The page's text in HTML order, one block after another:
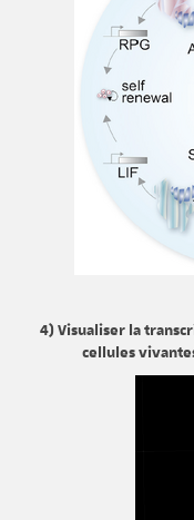
4) Visualiser la
cellules